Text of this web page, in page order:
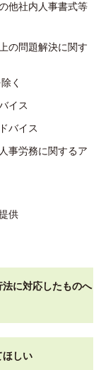
他社内人事書式等
の問題解決に関す
く
イス
バイス
事労務に関するア
供
に対応したものへ
ほしい